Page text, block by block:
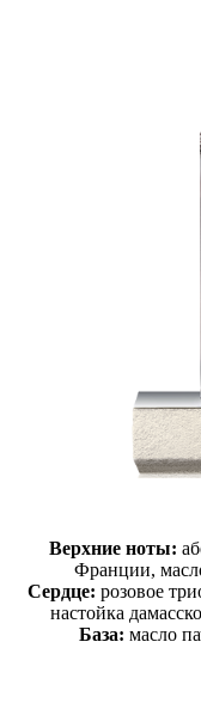
Верхние ноты:
Франции,
Сердце: розовое
настойка
База: масло